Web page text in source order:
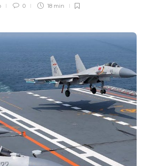
0 18 min